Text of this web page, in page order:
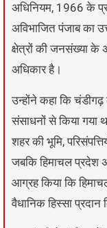
अधिनियम, 1966 के
अविभाजित पंजाब का
क्षेत्रों की जनसंख्या के
अधिकार है।
उन्होंने कहा कि
संसाधनों से किया गया
शहर की भूमि,
जबकि हिमाचल प्रदेश
आग्रह किया कि
वैधानिक हिस्सा प्रदान